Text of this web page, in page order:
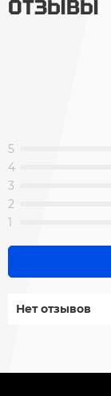
ОТЗЫВЫ
5
4
3
2
1
Нет отзывов